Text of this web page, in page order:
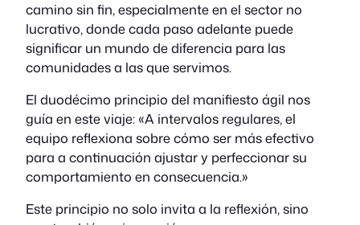
camino sin fin, especialmente en el sector no
lucrativo, donde cada paso adelante puede
significar un mundo de diferencia para las
comunidades a las que servimos.
El duodécimo principio del manifiesto ágil nos
guía en este viaje: «A intervalos regulares, el
equipo reflexiona sobre cómo ser más efectivo
para a continuación ajustar y perfeccionar su
comportamiento en consecuencia.»
Este principio no solo invita a la reflexión, sino